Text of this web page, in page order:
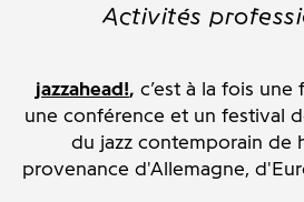
Activités
jazzahead!, c’est à la fois
une conférence et un festival
du jazz contemporain de
provenance d'Allemagne,